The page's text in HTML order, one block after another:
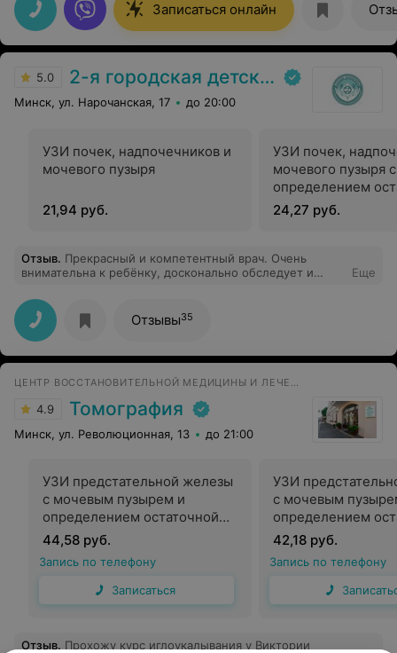
Записаться онлайн
5.0 2-я городская детская клиническая больница
Минск, ул. Нарочанская, 17 до 20:00
УЗИ почек, надпочечников и
мочевого пузыря
21,94 руб.
УЗИ почек,
мочевого пузыря с
определением
мочи
24,27 руб.
Отзыв. Прекрасный и компетентный врач. Очень
внимательна к ребёнку, досконально обследует и
Александровны не первый год с хроническим
заболеванием. Огромное спасибо за Ваш труд и
здоровье, которое помогаете сохранить нашим детям!
Еще
Отзывы35
ЦЕНТР ВОССТАНОВИТЕЛЬНОЙ МЕДИЦИНЫ И ЛЕЧЕНИЯ БОЛИ
4.9 Томография
Минск, ул. Революционная, 13 до 21:00
УЗИ предстательной железы
с мочевым пузырем и
определением остаточной
мочи (трансректально)
44,58 руб.
Запись по телефону
Записаться
УЗИ
с мочевым
определением
мочи
42,18 руб.
Запись по телефону
Отзыв. Прохожу курс иглоукалывания у Виктории